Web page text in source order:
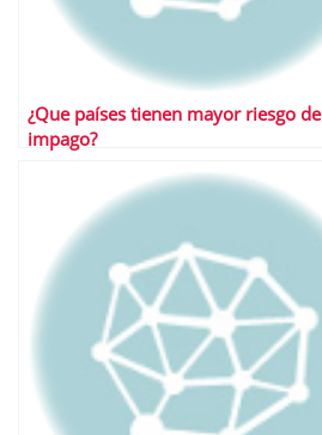
¿Que países tienen mayor riesgo de
impago?